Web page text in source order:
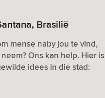
Brasilië
mense naby jou te vind,
Ons kan help. Hier is
idees in die stad: